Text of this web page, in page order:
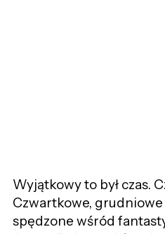
Wyjątkowy to był czas.
Czwartkowe, grudniowe
spędzone wśród